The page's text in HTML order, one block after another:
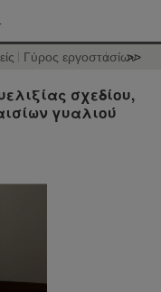
Γύρος εργοστασίων
>>
σχεδίου,
γυαλιού